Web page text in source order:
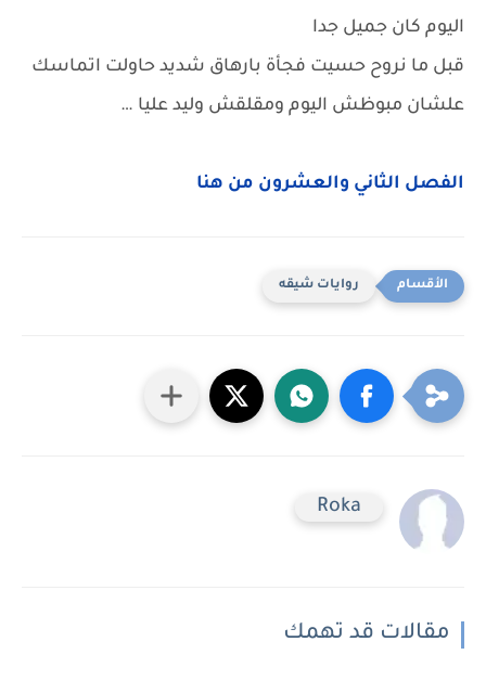
اليوم كان جميل جدا
قبل ما نروح حسيت فجأة بارهاق شديد حاولت اتماسك
علشان مبوظش اليوم ومقلقش وليد عليا …
الفصل الثاني والعشرون من هنا
روايات شيقه
Roka
مقالات قد تهمك